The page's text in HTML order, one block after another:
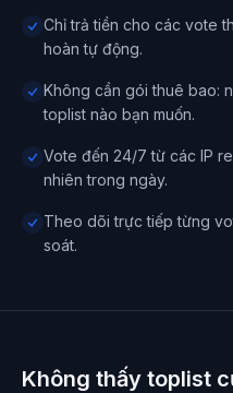
Chỉ trả tiền cho các vote
hoàn tự động.
Không cần gói thuê bao:
toplist nào bạn muốn.
Vote đến 24/7 từ các IP
nhiên trong ngày.
Theo dõi trực tiếp từng
soát.
Không thấy toplist